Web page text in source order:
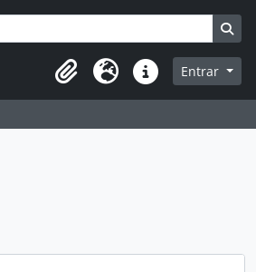
Área de transferência
Idioma Ligações rápidas
Entrar